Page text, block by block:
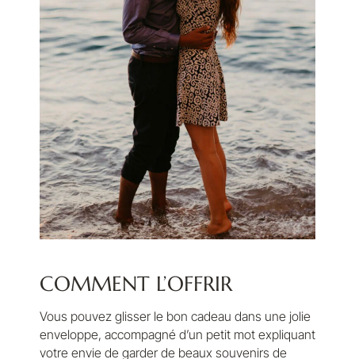
COMMENT L’OFFRIR
Vous pouvez glisser le bon cadeau dans une jolie
enveloppe, accompagné d’un petit mot expliquant
votre envie de garder de beaux souvenirs de